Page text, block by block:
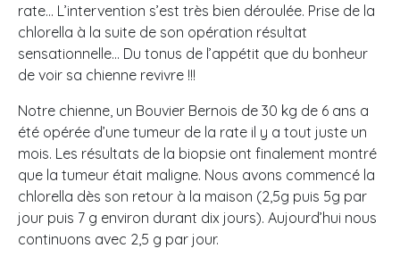
rate… L’intervention s’est très bien déroulée. Prise de la
chlorella à la suite de son opération résultat
sensationnelle… Du tonus de l’appétit que du bonheur
de voir sa chienne revivre !!!
Notre chienne, un Bouvier Bernois de 30 kg de 6 ans a
été opérée d’une tumeur de la rate il y a tout juste un
mois. Les résultats de la biopsie ont finalement montré
que la tumeur était maligne. Nous avons commencé la
chlorella dès son retour à la maison (2,5g puis 5g par
jour puis 7 g environ durant dix jours). Aujourd’hui nous
continuons avec 2,5 g par jour.